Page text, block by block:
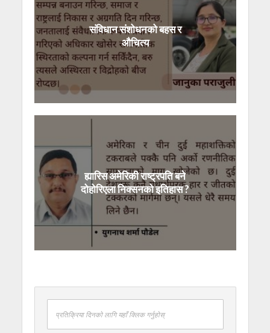
संविधान संशोधनको बहस र
औचित्य
ह्यारिस अमेरिकी राष्ट्रपति बने
दोहोरिएला निक्सनको इतिहास ?
प्रतिक्रिया दिनको लागि यहाँ क्लिक गर्नुहोस्